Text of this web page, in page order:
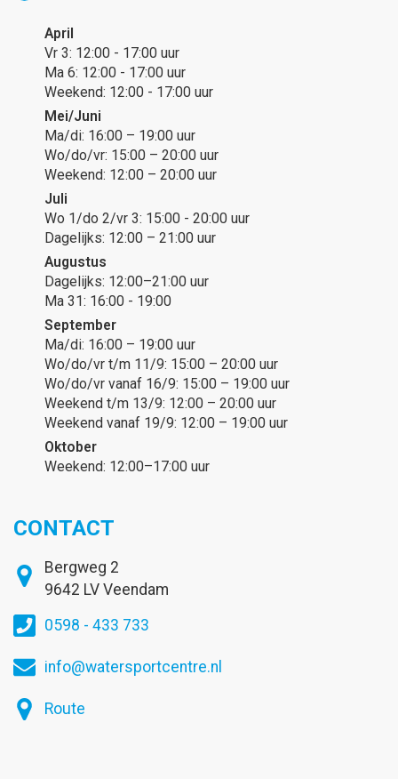
April
Vr 3: 12:00 - 17:00 uur
Ma 6: 12:00 - 17:00 uur
Weekend: 12:00 - 17:00 uur
Mei/Juni
Ma/di: 16:00 – 19:00 uur
Wo/do/vr: 15:00 – 20:00 uur
Weekend: 12:00 – 20:00 uur
Juli
Wo 1/do 2/vr 3: 15:00 - 20:00 uur
Dagelijks: 12:00 – 21:00 uur
Augustus
Dagelijks: 12:00–21:00 uur
Ma 31: 16:00 - 19:00
September
Ma/di: 16:00 – 19:00 uur
Wo/do/vr t/m 11/9: 15:00 – 20:00 uur
Wo/do/vr vanaf 16/9: 15:00 – 19:00 uur
Weekend t/m 13/9: 12:00 – 20:00 uur
Weekend vanaf 19/9: 12:00 – 19:00 uur
Oktober
Weekend: 12:00–17:00 uur
CONTACT
Bergweg 2
9642 LV Veendam
0598 - 433 733
info@watersportcentre.nl
Route